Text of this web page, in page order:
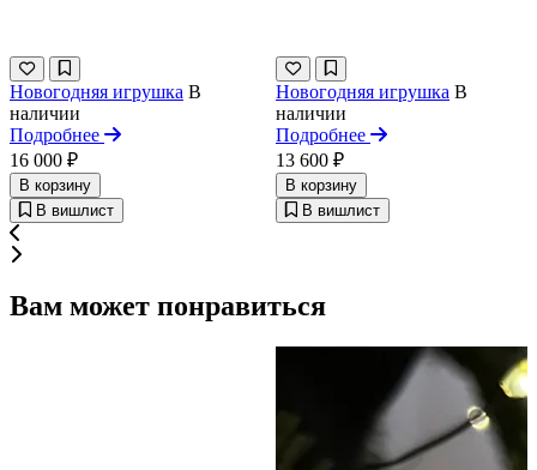
Новогодняя игрушка В
наличии
Подробнее
16 000 ₽
В корзину
В вишлист
Новогодняя игрушка В
наличии
Подробнее
13 600 ₽
В корзину
В вишлист
Вам может понравиться